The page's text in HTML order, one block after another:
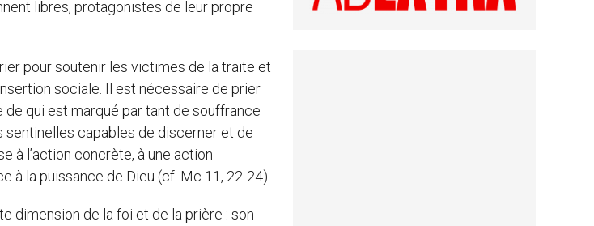
libres, protagonistes de leur propre
pour soutenir les victimes de la traite et
sociale. Il est nécessaire de prier
qui est marqué par tant de souffrance
sentinelles capables de discerner et de
à l’action concrète, à une action
à la puissance de Dieu (cf. Mc 11, 22-24).
dimension de la foi et de la prière : son